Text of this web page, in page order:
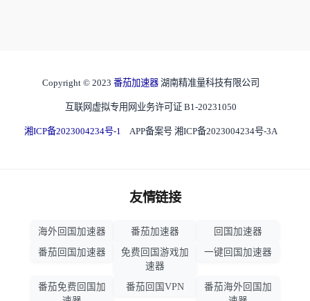
Copyright © 2023 番茄加速器 湖南精准量科技有限公司
互联网虚拟专用网业务许可证 B1-20231050
湘ICP备2023004234号-1 APP备案号 湘ICP备2023004234号-3A
友情链接
海外回国加速器 番茄加速器
回国加速器
番茄回国加速器
免费回国游戏加
速器
一键回国加速器
番茄免费回国加
番茄回国VPN
番茄海外回国加